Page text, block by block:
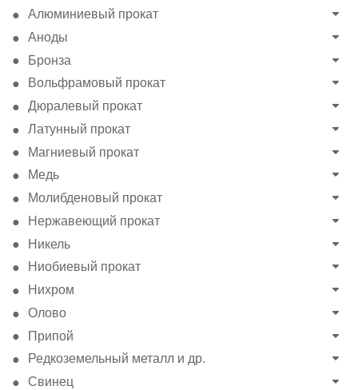
Алюминиевый прокат
Аноды
Бронза
Вольфрамовый прокат
Дюралевый прокат
Латунный прокат
Магниевый прокат
Медь
Молибденовый прокат
Нержавеющий прокат
Никель
Ниобиевый прокат
Нихром
Олово
Припой
Редкоземельный металл и др.
Свинец